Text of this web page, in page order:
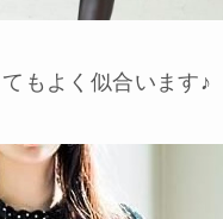
もよく似合います♪